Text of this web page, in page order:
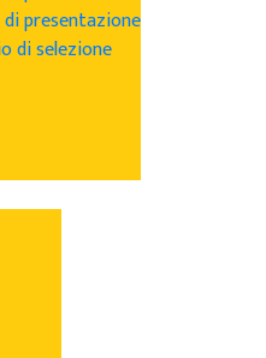
presentazione
di selezione